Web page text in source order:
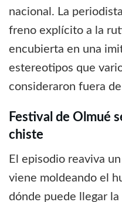
nacional. La
freno explícito a la
encubierta en una
estereotipos que
consideraron fuera
Festival de Olmué
chiste
El episodio reaviva
viene moldeando el
dónde puede llegar